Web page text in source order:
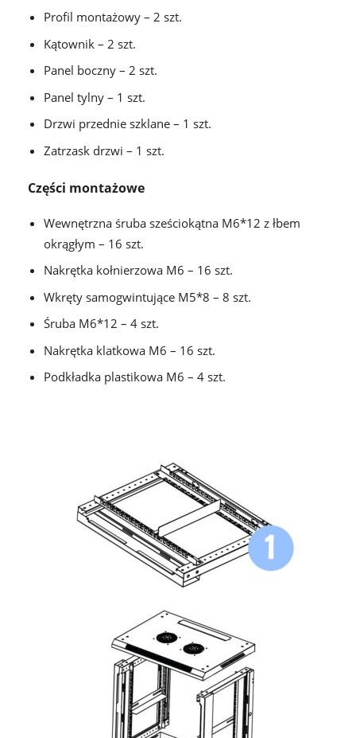
Profil montażowy – 2 szt.
Kątownik – 2 szt.
Panel boczny – 2 szt.
Panel tylny – 1 szt.
Drzwi przednie szklane – 1 szt.
Zatrzask drzwi – 1 szt.
Części montażowe
Wewnętrzna śruba sześciokątna M6*12 z łbem
okrągłym – 16 szt.
Nakrętka kołnierzowa M6 – 16 szt.
Wkręty samogwintujące M5*8 – 8 szt.
Śruba M6*12 – 4 szt.
Nakrętka klatkowa M6 – 16 szt.
Podkładka plastikowa M6 – 4 szt.